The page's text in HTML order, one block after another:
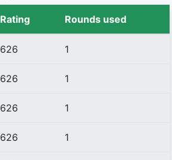
Rating Rounds used
626 1
626 1
626 1
626 1